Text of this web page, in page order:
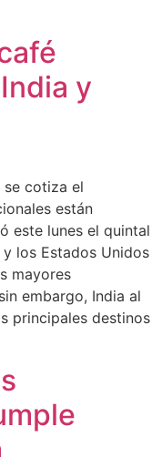
y
cotiza el
están
este lunes el quintal
los Estados Unidos
mayores
embargo, India al
principales destinos